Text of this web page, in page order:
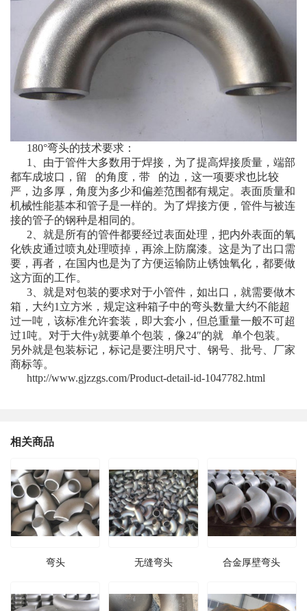
180°弯头的技术要求：
1、由于管件大多数用于焊接，为了提高焊接质量，端部
都车成坡口，留 的角度，带 的边，这一项要求也比较
严，边多厚，角度为多少和偏差范围都有规定。表面质量和
机械性能基本和管子是一样的。为了焊接方便，管件与被连
接的管子的钢种是相同的。
2、就是所有的管件都要经过表面处理，把内外表面的氧
化铁皮通过喷丸处理喷掉，再涂上防腐漆。这是为了出口需
要，再者，在国内也是为了方便运输防止锈蚀氧化，都要做
这方面的工作。
3、就是对包装的要求对于小管件，如出口，就需要做木
箱，大约1立方米，规定这种箱子中的弯头数量大约不能超
过一吨，该标准允许套装，即大套小，但总重量一般不可超
过1吨。对于大件y就要单个包装，像24″的就 单个包装。
另外就是包装标记，标记是要注明尺寸、钢号、批号、厂家
商标等。
http://www.gjzzgs.com/Product-detail-id-1047782.html
相关商品
弯头 无缝弯头 合金厚壁弯头